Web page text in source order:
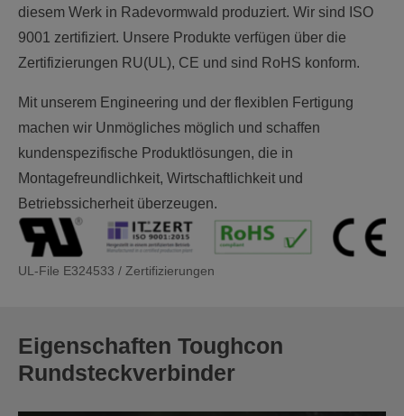
UL-File E324533 / Zertifizierungen
diesem Werk in Radevormwald produziert. Wir sind ISO
9001 zertifiziert. Unsere Produkte verfügen über die
Zertifizierungen RU(UL), CE und sind RoHS konform.
Mit unserem Engineering und der flexiblen Fertigung
machen wir Unmögliches möglich und schaffen
kundenspezifische Produktlösungen, die in
Montagefreundlichkeit, Wirtschaftlichkeit und
Betriebssicherheit überzeugen.
Eigenschaften Toughcon
Rundsteckverbinder